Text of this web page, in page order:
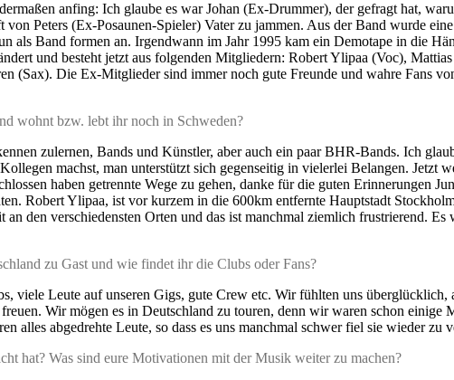
anfing: Ich glaube es war Johan (Ex-Drummer), der gefragt hat,
Peters (Ex-Posaunen-Spieler) Vater zu jammen. Aus der Band wurde
als Band formen an. Irgendwann im Jahr 1995 kam ein Demotape in die
und besteht jetzt aus folgenden Mitgliedern: Robert Ylipaa (Voc),
(Sax). Die Ex-Mitglieder sind immer noch gute Freunde und wahre Fans
wohnt bzw. lebt ihr noch in Schweden?
zulernen, Bands und Künstler, aber auch ein paar BHR-Bands. Ich
machst, man unterstützt sich gegenseitig in vielerlei Belangen. Jetzt
haben getrennte Wege zu gehen, danke für die guten Erinnerungen
Robert Ylipaa, ist vor kurzem in die 600km entfernte Hauptstadt
den verschiedensten Orten und das ist manchmal ziemlich frustrierend.
zu Gast und wie findet ihr die Clubs oder Fans?
viele Leute auf unseren Gigs, gute Crew etc. Wir fühlten uns überglücklich,
Wir mögen es in Deutschland zu touren, denn wir waren schon
alles abgedrehte Leute, so dass es uns manchmal schwer fiel sie wieder zu
hat? Was sind eure Motivationen mit der Musik weiter zu machen?